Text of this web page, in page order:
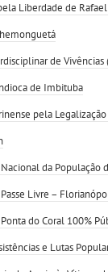
Liberdade de
de Vivências
de Imbituba
pela
da População
Livre –
do Coral 100%
e Lutas